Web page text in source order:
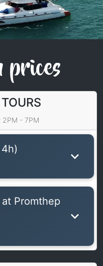
prices
2PM - 7PM
Promthep